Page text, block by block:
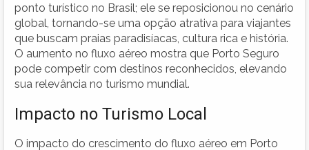
ponto turístico no Brasil; ele se reposicionou no cenário
global, tornando-se uma opção atrativa para viajantes
que buscam praias paradisíacas, cultura rica e história.
O aumento no fluxo aéreo mostra que Porto Seguro
pode competir com destinos reconhecidos, elevando
sua relevância no turismo mundial.
Impacto no Turismo Local
O impacto do crescimento do fluxo aéreo em Porto